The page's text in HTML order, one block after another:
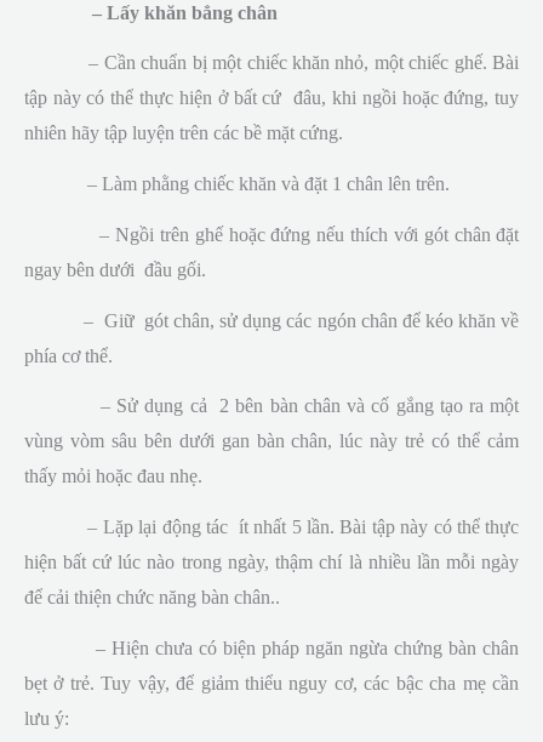
– Lấy khăn bẳng chân
– Cần chuẩn bị một chiếc khăn nhỏ, một chiếc ghế. Bài
tập này có thể thực hiện ở bất cứ đâu, khi ngồi hoặc đứng, tuy
nhiên hãy tập luyện trên các bề mặt cứng.
– Làm phằng chiếc khăn và đặt 1 chân lên trên.
– Ngồi trên ghế hoặc đứng nếu thích với gót chân đặt
ngay bên dưới đầu gối.
– Giữ gót chân, sử dụng các ngón chân để kéo khăn về
phía cơ thể.
– Sử dụng cả 2 bên bàn chân và cố gắng tạo ra một
vùng vòm sâu bên dưới gan bàn chân, lúc này trẻ có thể cảm
thấy mỏi hoặc đau nhẹ.
– Lặp lại động tác ít nhất 5 lần. Bài tập này có thể thực
hiện bất cứ lúc nào trong ngày, thậm chí là nhiều lần mỗi ngày
để cải thiện chức năng bàn chân..
– Hiện chưa có biện pháp ngăn ngừa chứng bàn chân
bẹt ở trẻ. Tuy vậy, để giảm thiểu nguy cơ, các bậc cha mẹ cần
lưu ý: